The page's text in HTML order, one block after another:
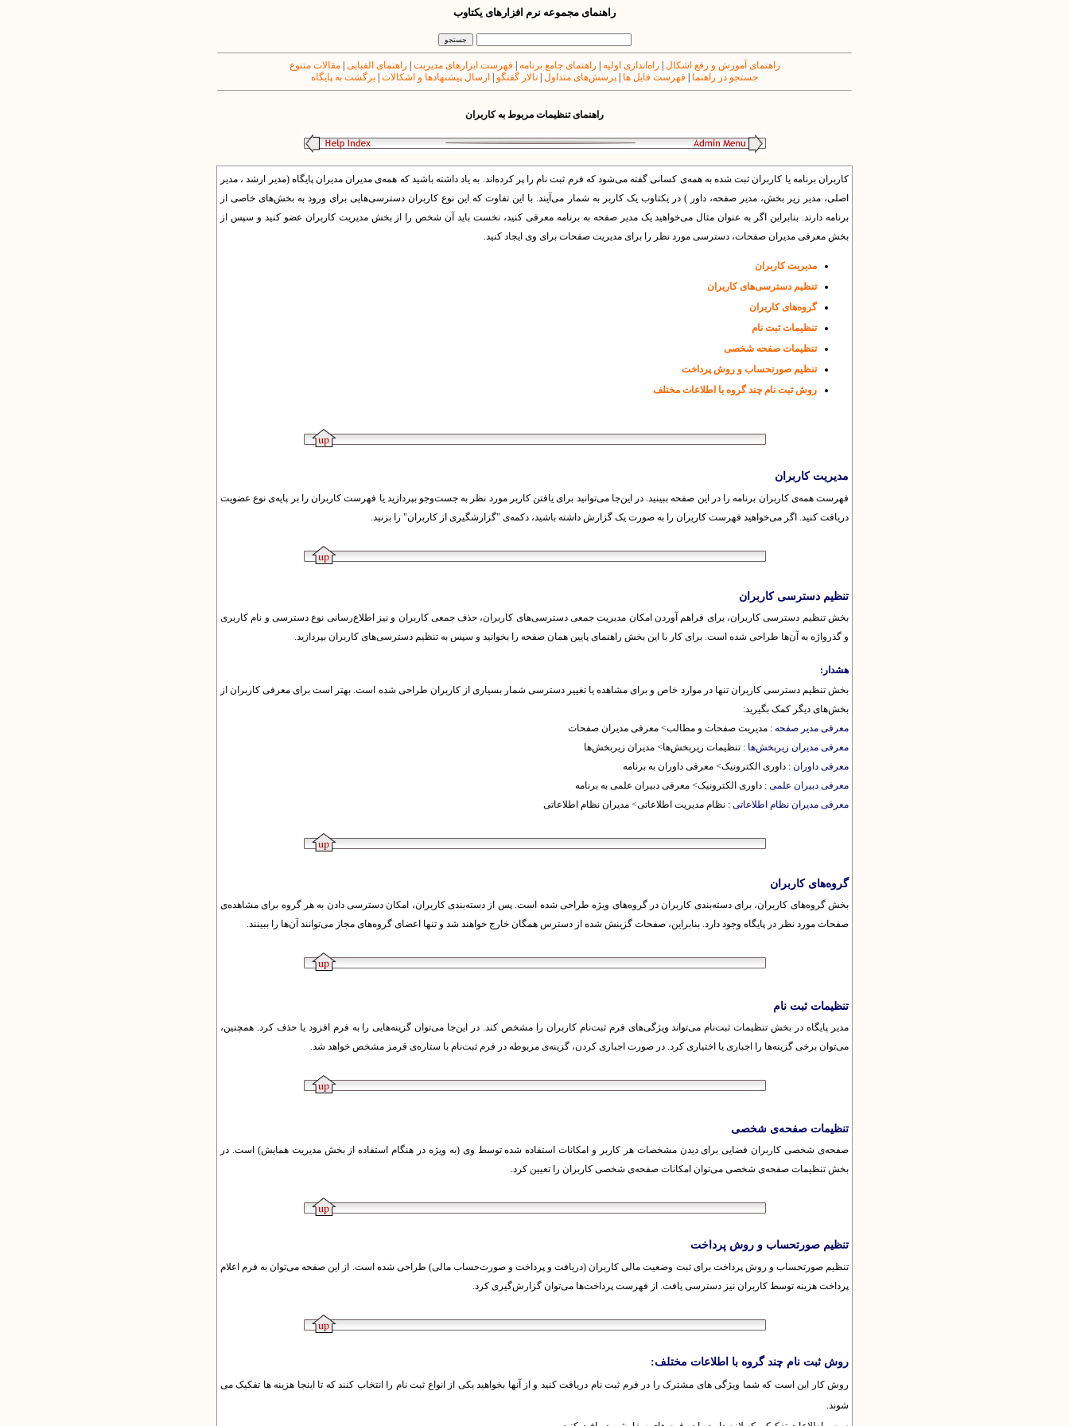
راهنمای مجموعه نرم افزارهای یکتاوب
راهنمای آموزش و رفع اشکال راه‌اندازی اولیه راهنمای جامع برنامه فهرست ابزارهای مدیریت راهنمای الفبایی |مقالات متنوع
جستجو در راهنما
فهرست فایل ها پرسش‌های متداول تالار گفتگو ارسال پیشنهادها و اشکالات برگشت به پایگاه
راهنمای تنظیمات مربوط به کاربران
کاربران برنامه یا کاربران ثبت شده به همه‌ی کسانی گفته می‌شود که فرم ثبت نام را پر کرده‌اند. به یاد داشته باشید که همه‌ی مدیران مدیران پایگاه (مدیر ارشد ، مدیر
اصلی، مدیر زیر بخش، مدیر صفحه، داور ) در یکتاوب یک کاربر به شمار می‌آیند. با این تفاوت که این نوع کاربران دسترسی‌هایی برای ورود به بخش‌های خاصی از
برنامه دارند. بنابراین اگر به عنوان مثال می‌خواهید یک مدیر صفحه به برنامه معرفی کنید، نخست باید آن شخص را از بخش مدیریت کاربران عضو کنید و سپس از
بخش معرفی مدیران صفحات، دسترسی مورد نظر را برای مدیریت صفحات برای وی ایجاد کنید.
مدیریت کاربران
تنظیم دسترسی‌های کاربران
گروه‌های کاربران
تنظیمات ثبت نام
تنظیمات صفحه شخصی
تنظیم صورتحساب و روش پرداخت
روش ثبت نام چند گروه با اطلاعات مختلف
مدیریت کاربران
فهرست همه‌ی کاربران برنامه را در این صفحه ببینید. در این‌جا می‌توانید برای یافتن کاربر مورد نظر به جست‌وجو بپردازید یا فهرست کاربران را بر پایه‌ی نوع عضویت
دریافت کنید. اگر می‌خواهید فهرست کاربران را به صورت یک گزارش داشته باشید، دکمه‌ی "گزارشگیری از کاربران" را بزنید.
تنظیم دسترسی کاربران
بخش تنظیم دسترسی کاربران، برای فراهم آوردن امکان مدیریت جمعی دسترسی‌های کاربران، حذف جمعی کاربران و نیز اطلاع‌رسانی نوع دسترسی و نام کاربری
و گذرواژه به آن‌ها طراحی شده است. برای کار با این بخش راهنمای پایین همان صفحه را بخوانید و سپس به تنظیم دسترسی‌های کاربران بپردازید.
هشدار:
بخش تنظیم دسترسی کاربران تنها در موارد خاص و برای مشاهده یا تغییر دسترسی شمار بسیاری از کاربران طراحی شده است. بهتر است برای معرفی کاربران از
بخش‌های دیگر کمک بگیرید:
معرفی مدیر صفحه : مدیریت صفحات و مطالب> معرفی مدیران صفحات
معرفی مدیران زیربخش‌ها : تنظیمات زیربخش‌ها‌> مدیران زیر‌بخش‌ها
معرفی داوران : داوری الکترونیک> معرفى داوران به برنامه
معرفی دبیران علمی : داوری الکترونیک> معرفی دبیران علمی به برنامه
معرفی مدیران نظام اطلاعاتی : نظام مدیریت اطلاعاتی> مدیران نظام اطلاعاتى
گروه‌های کاربران
بخش گروه‌های کاربران، برای دسته‌بندی کاربران در گروه‌های ویژه طراحی شده است. پس از دسته‌بندی کاربران، امکان دسترسی دادن به هر گروه برای مشاهده‌ی
صفحات مورد نظر در پایگاه وجود دارد. بنابراین، صفحات گزینش شده از دسترس همگان خارج خواهند شد و تنها اعضای گروه‌های مجاز می‌توانند آن‌ها را ببینند.
تنظیمات ثبت نام
مدیر پایگاه در بخش تنظیمات ثبت‌نام می‌تواند ویژگی‌های فرم ثبت‌نام کاربران را مشخص کند. در این‌جا می‌توان گزینه‌هایی را به فرم افزود یا حذف کرد. همچنین،
می‌توان برخی گزینه‌ها را اجباری یا اختیاری کرد. در صورت اجباری کردن، گزینه‌ی مربوطه در فرم ثبت‌نام با ستاره‌ی قرمز مشخص خواهد شد.
تنظیمات صفحه‌ی شخصی
صفحه‌ی شخصی کاربران فضایی برای دیدن مشخصات هر کاربر و امکانات استفاده شده توسط وی (به ویژه در هنگام استفاده از بخش مدیریت همایش) است. در
بخش تنظیمات صفحه‌ی شخصی می‌توان امکانات صفحه‌‌ی شخصی کاربران را تعیین کرد.
تنظیم صورتحساب و روش پرداخت
تنظیم صورتحساب و روش پرداخت برای ثبت وضعیت مالی کاربران (دریافت و پرداخت و صورت‌حساب مالی) طراحی شده است. از این صفحه می‌توان به فرم اعلام
پرداخت هزینه توسط کاربران نیز دسترسی یافت. از فهرست پرداخت‌ها می‌توان گزارش‌گیری کرد.
روش ثبت نام چند گروه با اطلاعات مختلف:
روش کار این است که شما ویژگی های مشترک را در فرم ثبت نام دریافت کنید و از آنها بخواهید یکی از انواع ثبت نام را انتخاب کنند که تا اینجا هزینه ها تفکیک می
شوند.